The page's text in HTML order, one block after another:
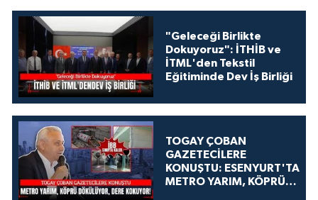
"Geleceği Birlikte
Dokuyoruz": İTHİB ve
İTML'den Tekstil
Eğitiminde Dev İş Birliği
TOGAY ÇOBAN
GAZETECİLERE
KONUŞTU: ESENYURT'TA
METRO YARIM, KÖPRÜ